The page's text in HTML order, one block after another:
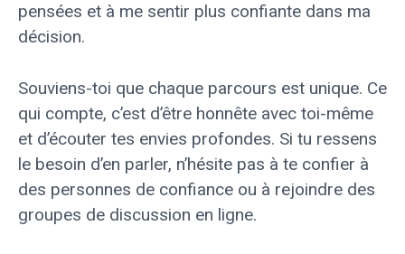
pensées et à me sentir plus confiante dans ma
décision.
Souviens-toi que chaque parcours est unique. Ce
qui compte, c’est d’être honnête avec toi-même
et d’écouter tes envies profondes. Si tu ressens
le besoin d’en parler, n’hésite pas à te confier à
des personnes de confiance ou à rejoindre des
groupes de discussion en ligne.